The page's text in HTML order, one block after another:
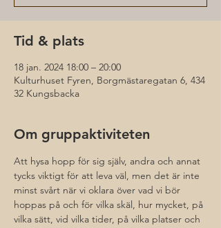
Tid & plats
18 jan. 2024 18:00 – 20:00
Kulturhuset Fyren, Borgmästaregatan 6, 434
32 Kungsbacka
Om gruppaktiviteten
Att hysa hopp för sig själv, andra och annat
tycks viktigt för att leva väl, men det är inte
minst svårt när vi oklara över vad vi bör
hoppas på och för vilka skäl, hur mycket, på
vilka sätt, vid vilka tider, på vilka platser och